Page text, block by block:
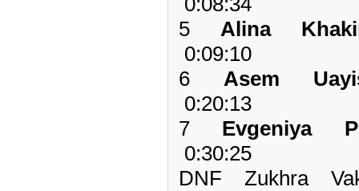
5 Alina
0:09:10
6 Asem
0:20:13
7 Evgeniya
0:30:25
DNF Zukhra